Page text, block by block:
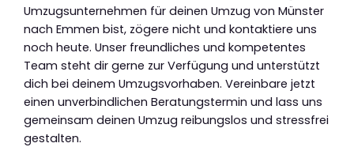
Umzugsunternehmen für deinen Umzug von Münster
nach Emmen bist, zögere nicht und kontaktiere uns
noch heute. Unser freundliches und kompetentes
Team steht dir gerne zur Verfügung und unterstützt
dich bei deinem Umzugsvorhaben. Vereinbare jetzt
einen unverbindlichen Beratungstermin und lass uns
gemeinsam deinen Umzug reibungslos und stressfrei
gestalten.